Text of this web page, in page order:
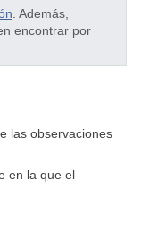
. Además,
encontrar por
las observaciones
en la que el